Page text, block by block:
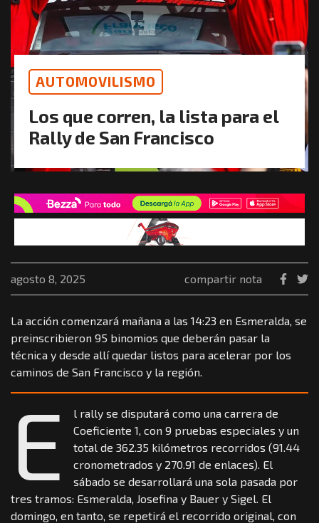
AUTOMOVILISMO
Los que corren, la lista para el
Rally de San Francisco
agosto 8, 2025 compartir nota
La acción comenzará mañana a las 14:23 en Esmeralda, se
preinscribieron 95 binomios que deberán pasar la
técnica y desde allí quedar listos para acelerar por los
caminos de San Francisco y la región.
E
l rally se disputará como una carrera de
Coeficiente 1, con 9 pruebas especiales y un
total de 362.35 kilómetros recorridos (91.44
cronometrados y 270.91 de enlaces). El
sábado se desarrollará una sola pasada por
tres tramos: Esmeralda, Josefina y Bauer y Sigel. El
domingo, en tanto, se repetirá el recorrido original, con